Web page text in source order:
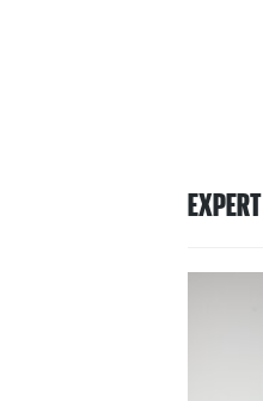
EXPERT